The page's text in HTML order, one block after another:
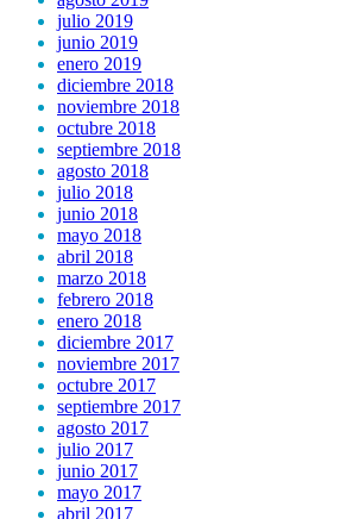
julio 2019
junio 2019
enero 2019
diciembre 2018
noviembre 2018
octubre 2018
septiembre 2018
agosto 2018
julio 2018
junio 2018
mayo 2018
abril 2018
marzo 2018
febrero 2018
enero 2018
diciembre 2017
noviembre 2017
octubre 2017
septiembre 2017
agosto 2017
julio 2017
junio 2017
mayo 2017
abril 2017